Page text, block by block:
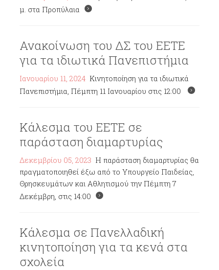
μ. στα Προπύλαια
Ανακοίνωση του ΔΣ του ΕΕΤΕ
για τα ιδιωτικά Πανεπιστήμια
Ιανουαρίου 11, 2024 Κινητοποίηση για τα ιδιωτικά
Πανεπιστήμια, Πέμπτη 11 Ιανουαρίου στις 12:00
Κάλεσμα του ΕΕΤΕ σε
παράσταση διαμαρτυρίας
Δεκεμβρίου 05, 2023 Η παράσταση διαμαρτυρίας θα
πραγματοποιηθεί έξω από το Υπουργείο Παιδείας,
Θρησκευμάτων και Αθλητισμού την Πέμπτη 7
Δεκέμβρη, στις 14:00
Κάλεσμα σε Πανελλαδική
κινητοποίηση για τα κενά στα
σχολεία